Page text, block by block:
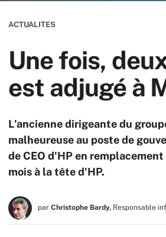
ACTUALITES
Une fois,
est adjugé à
L'ancienne dirigeante du
malheureuse au poste de
de CEO d'HP en
mois à la tête d'HP.
par Christophe Bardy, Responsable